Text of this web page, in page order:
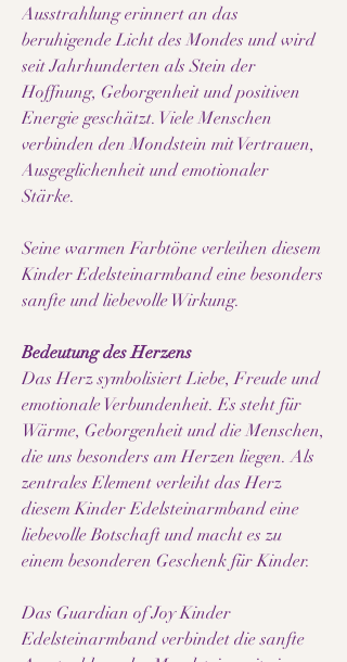
Ausstrahlung erinnert an das
beruhigende Licht des Mondes und wird
seit Jahrhunderten als Stein der
Hoffnung, Geborgenheit und positiven
Energie geschätzt. Viele Menschen
verbinden den Mondstein mit Vertrauen,
Ausgeglichenheit und emotionaler
Stärke.
Seine warmen Farbtöne verleihen diesem
Kinder Edelsteinarmband eine besonders
sanfte und liebevolle Wirkung.
Bedeutung des Herzens
Das Herz symbolisiert Liebe, Freude und
emotionale Verbundenheit. Es steht für
Wärme, Geborgenheit und die Menschen,
die uns besonders am Herzen liegen. Als
zentrales Element verleiht das Herz
diesem Kinder Edelsteinarmband eine
liebevolle Botschaft und macht es zu
einem besonderen Geschenk für Kinder.
Das Guardian of Joy Kinder
Edelsteinarmband verbindet die sanfte